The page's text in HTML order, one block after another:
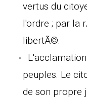
vertus du
l'ordre ; par la
libertÃ©.
peuples. Le
de son propre